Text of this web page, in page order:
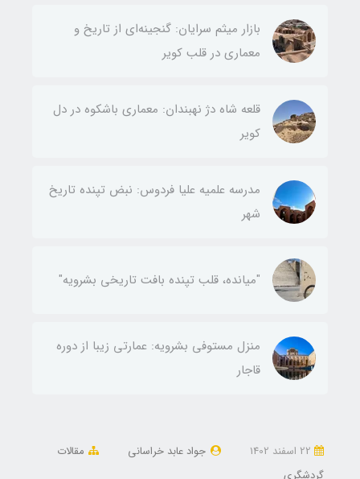
بازار میثم سرایان: گنجینه‌ای از تاریخ و
معماری در قلب کویر
قلعه شاه دژ نهبندان: معماری باشکوه در دل
کویر
مدرسه علمیه علیا فردوس: نبض تپنده تاریخ
شهر
"میانده، قلب تپنده بافت تاریخی بشرویه"
منزل مستوفی بشرویه: عمارتی زیبا از دوره
قاجار
جواد عابد خراسانی
مقالات
گردشگری